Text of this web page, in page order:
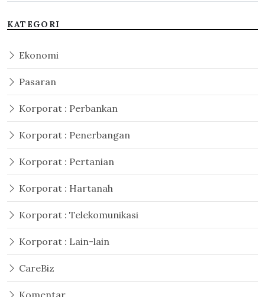
KATEGORI
Ekonomi
Pasaran
Korporat : Perbankan
Korporat : Penerbangan
Korporat : Pertanian
Korporat : Hartanah
Korporat : Telekomunikasi
Korporat : Lain-lain
CareBiz
Komentar